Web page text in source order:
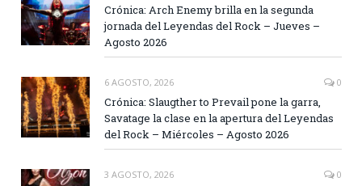
Crónica: Arch Enemy brilla en la segunda
jornada del Leyendas del Rock – Jueves –
Agosto 2026
6 AGOSTO, 2026 0
Crónica: Slaugther to Prevail pone la garra,
Savatage la clase en la apertura del Leyendas
del Rock – Miércoles – Agosto 2026
3 AGOSTO, 2026 0